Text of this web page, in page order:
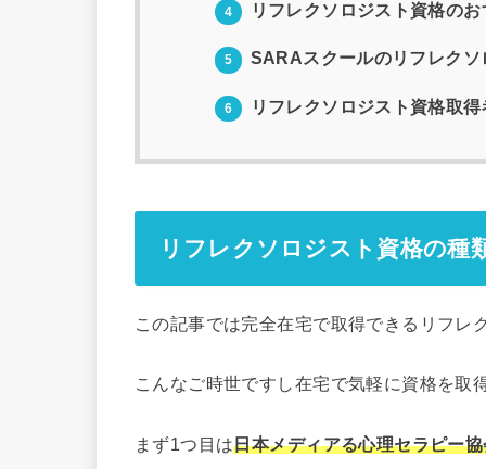
4 リフレクソロジスト資格の
5 SARAスクールのリフレク
6 リフレクソロジスト資格取
リフレクソロジスト資格の種
この記事では完全在宅で取得できるリフレ
こんなご時世ですし在宅で気軽に資格を取
まず1つ目は日本メディアる心理セラピー